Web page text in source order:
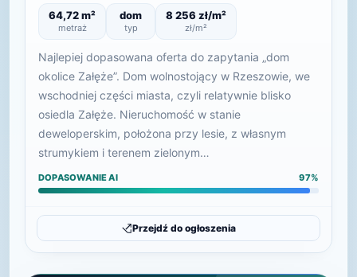
64,72 m²
metraż
dom
typ
8 256 zł/m²
zł/m²
Najlepiej dopasowana oferta do zapytania „dom
okolice Załęże”. Dom wolnostojący w Rzeszowie, we
wschodniej części miasta, czyli relatywnie blisko
osiedla Załęże. Nieruchomość w stanie
deweloperskim, położona przy lesie, z własnym
strumykiem i terenem zielonym…
DOPASOWANIE AI 97%
Przejdź do ogłoszenia